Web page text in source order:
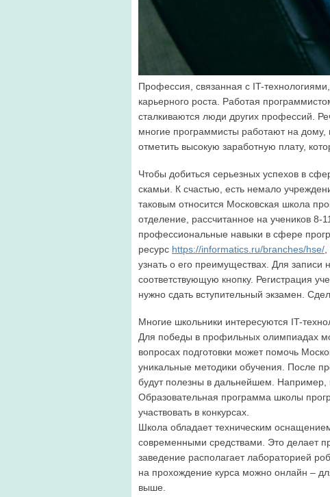
Профессия, связанная с IT-
карьерного роста. Работая
сталкиваются люди других профессий.
многие программисты работают на дому,
отметить высокую заработную плату,
Чтобы добиться серьезных успехов в
скамьи. К счастью, есть немало
таковым относится Московская школа
отделение, рассчитанное на учеников 8-
профессиональные навыки в сфере
ресурс https://informatics.ru/branches/hse/
узнать о его преимуществах. Для
соответствующую кнопку. Регистрация
нужно сдать вступительный экзамен.
Многие школьники интересуются IT-
Для победы в профильных олимпиадах
вопросах подготовки может помочь
уникальные методики обучения. После
будут полезны в дальнейшем. Например,
Образовательная программа школы
участвовать в конкурсах.
Школа обладает техническим
современными средствами. Это делает
заведение располагает лабораторией
на прохождение курса можно онлайн –
выше.